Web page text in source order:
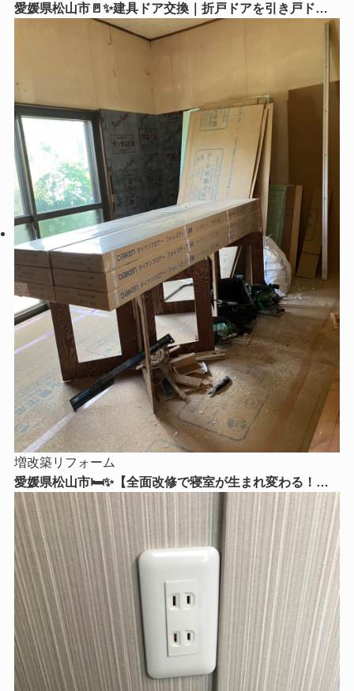
愛媛県松山市🚪✨建具ドア交換｜折戸ドアを引き戸ドア
に交換！毎日の使いやすさがグッとアップ😊🏡
増改築リフォーム
愛媛県松山市🛏️✨【全面改修で寝室が生まれ変わる！】
心からくつろげる理想の寝室リフォームをご紹介😊